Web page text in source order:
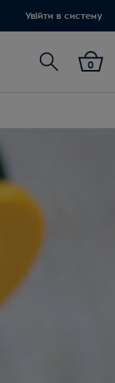
Увійти в систему
Пошук
0